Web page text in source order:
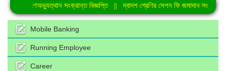
জুলাই গণঅভ্যুত্থান সংক্রান্ত বিজ্ঞপ্তি|| দ্বাদশ শ্রেণির সেশন ফি জমাদান সংক্রান্ত
Mobile Banking
Running Employee
Career